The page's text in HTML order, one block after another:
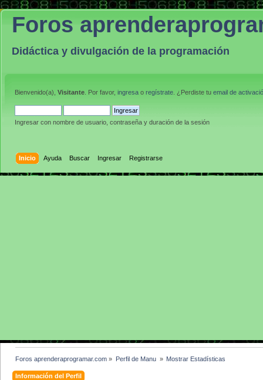
Foros
Didáctica y divulgación de la programación
Bienvenido(a), Visitante . Por favor, ingresa o regístrate . ¿Perdiste tu email de
Ingresar con nombre de usuario, contraseña y duración de la sesión
Inicio Ayuda Buscar Ingresar Registrarse
Foros aprenderaprogramar.com » Perfil de Manu » Mostrar Estadísticas
Información del Perfil